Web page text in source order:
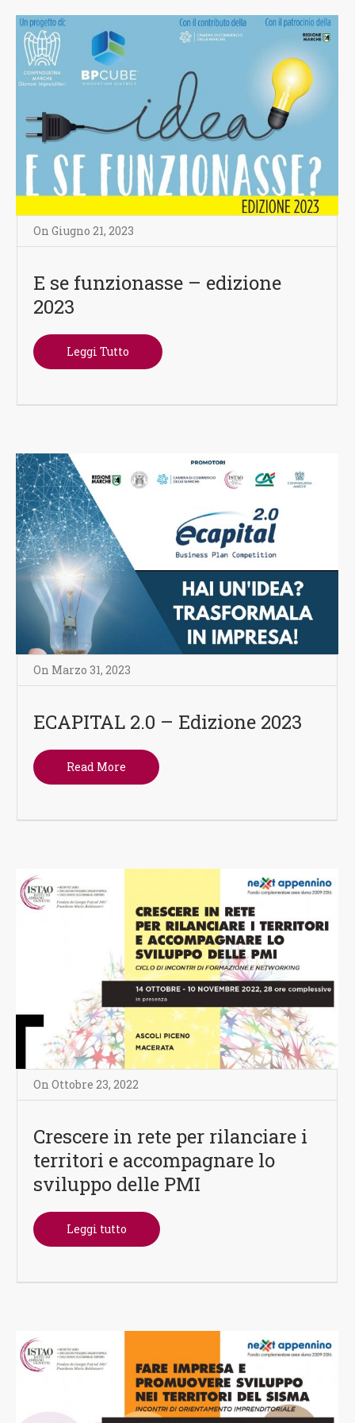
On Giugno 21, 2023
E se funzionasse – edizione
2023
Leggi Tutto
On Marzo 31, 2023
ECAPITAL 2.0 – Edizione 2023
Read More
On Ottobre 23, 2022
Crescere in rete per rilanciare i
territori e accompagnare lo
sviluppo delle PMI
Leggi tutto